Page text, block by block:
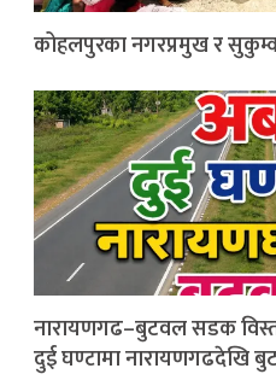
कोहलपुरका नगरप्रमुख र
नारायणगढ–बुटवल सडक
दुई घण्टामा नारायणगढदेखि